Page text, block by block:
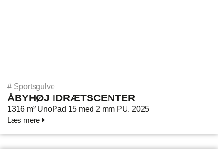
# Sportsgulve
ÅBYHØJ IDRÆTSCENTER
1316 m² UnoPad 15 med 2 mm PU. 2025
Læs mere